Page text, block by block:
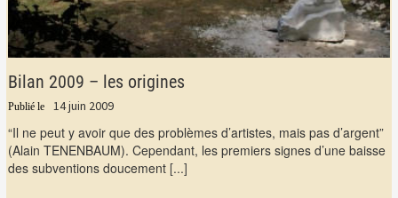
Bilan 2009 – les origines
14 juin 2009
“Il ne peut y avoir que des problèmes d’artistes, mais pas d’argent”
(Alain TENENBAUM). Cependant, les premiers signes d’une baisse
des subventions doucement [...]